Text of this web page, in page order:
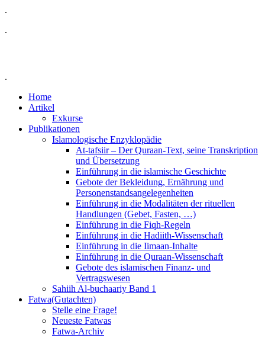
.
.
.
Home
Artikel
Exkurse
Publikationen
Islamologische Enzyklopädie
At-tafsiir – Der Quraan-Text, seine Transkription
und Übersetzung
Einführung in die islamische Geschichte
Gebote der Bekleidung, Ernährung und
Personenstandsangelegenheiten
Einführung in die Modalitäten der rituellen
Handlungen (Gebet, Fasten, …)
Einführung in die Fiqh-Regeln
Einführung in die Hadiith-Wissenschaft
Einführung in die Iimaan-Inhalte
Einführung in die Quraan-Wissenschaft
Gebote des islamischen Finanz- und
Vertragswesen
Sahiih Al-buchaariy Band 1
Fatwa(Gutachten)
Stelle eine Frage!
Neueste Fatwas
Fatwa-Archiv